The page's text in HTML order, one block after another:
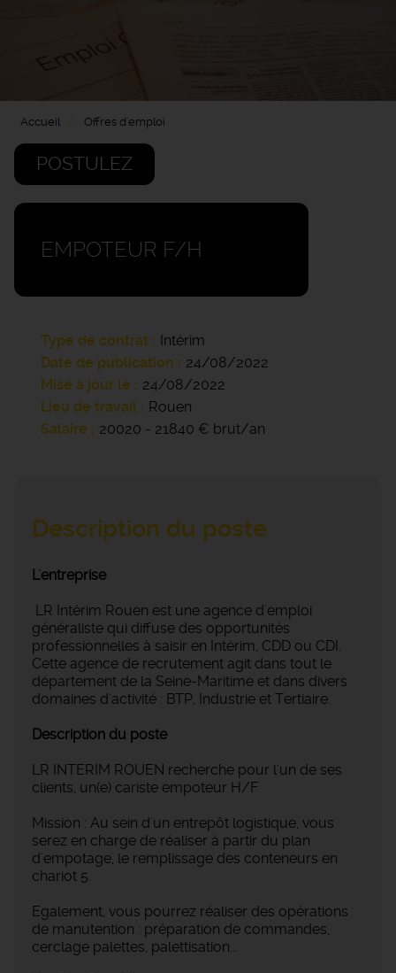
Accueil Offres d'emploi
POSTULEZ
EMPOTEUR F/H
Type de contrat
Intérim
Date de publication
24/08/2022
Mise à jour le
24/08/2022
Lieu de travail
Rouen
Salaire
20020 - 21840 € brut/an
Description du poste
L'entreprise
LR Intérim Rouen est une agence d'emploi
généraliste qui diffuse des opportunités
professionnelles à saisir en Intérim, CDD ou CDI.
Cette agence de recrutement agit dans tout le
département de la Seine-Maritime et dans divers
domaines d'activité : BTP, Industrie et Tertiaire.
Description du poste
LR INTERIM ROUEN recherche pour l'un de ses
clients, un(e) cariste empoteur H/F
Mission : Au sein d'un entrepôt logistique, vous
serez en charge de réaliser à partir du plan
d'empotage, le remplissage des conteneurs en
chariot 5.
Egalement, vous pourrez réaliser des opérations
de manutention : préparation de commandes,
cerclage palettes, palettisation...